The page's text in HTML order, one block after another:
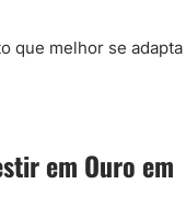
que melhor se adapta
em Ouro em